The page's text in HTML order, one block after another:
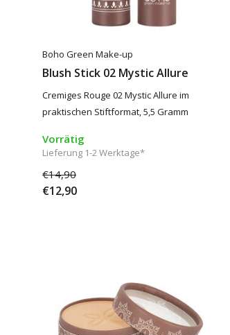
Boho Green Make-up
Blush Stick 02 Mystic Allure
Cremiges Rouge 02 Mystic Allure im
praktischen Stiftformat, 5,5 Gramm
Vorrätig
Lieferung 1-2 Werktage*
€14,90
€12,90